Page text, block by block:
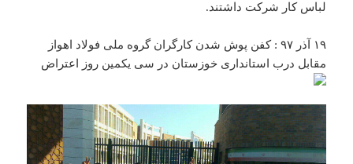
لباس کار شرکت داشتند.
۱۹ آذر ۹۷ : کفن پوش شدن کارگران گروه ملی فولاد اهواز
مقابل درب استانداری خوزستان در سی یکمین روز اعتراض